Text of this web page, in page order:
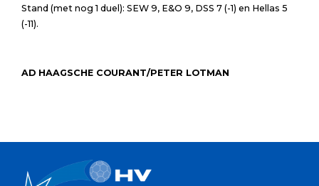
Stand (met nog 1 duel): SEW 9, E&O 9, DSS 7 (-1) en Hellas 5
(-11).
AD HAAGSCHE COURANT/PETER LOTMAN